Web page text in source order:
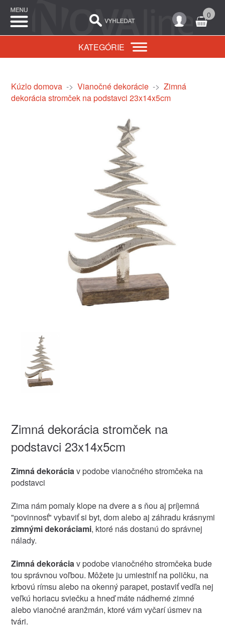
0
KATEGÓRIE
Kúzlo domova-> Vianočné dekorácie-> Zimná
dekorácia stromček na podstavci 23x14x5cm
Zimná dekorácia stromček na
podstavci 23x14x5cm
Zimná dekoráciav podobe vianočného stromčeka na
podstavci
Zima nám pomaly klope na dvere a s ňou aj príjemná
"povinnosť" vybaviť si byt, dom alebo aj záhradu krásnymi
zimnými dekoráciami, ktoré nás dostanú do správnej
nálady.
Zimná dekoráciav podobe vianočného stromčeka bude
tou správnou voľbou. Môžete ju umiestniť na poličku, na
krbovú rímsu alebo na okenný parapet, postaviť vedľa nej
veľkú horiacu sviečku a hneď máte nádherné zimné
alebo vianočné aranžmán, ktoré vám vyčarí úsmev na
tvári.